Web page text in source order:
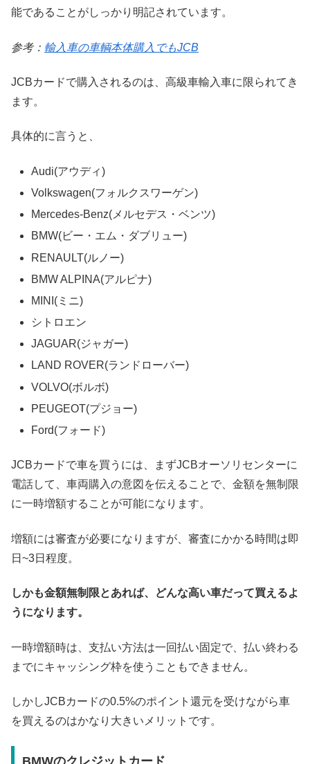
能であることがしっかり明記されています。
参考： 輸入車の車輌本体購入でもJCB
JCBカードで購入されるのは、高級車輸入車に限られてき
ます。
具体的に言うと、
Audi(アウディ)
Volkswagen(フォルクスワーゲン)
Mercedes-Benz(メルセデス・ベンツ)
BMW(ビー・エム・ダブリュー)
RENAULT(ルノー)
BMW ALPINA(アルピナ)
MINI(ミニ)
シトロエン
JAGUAR(ジャガー)
LAND ROVER(ランドローバー)
VOLVO(ボルボ)
PEUGEOT(プジョー)
Ford(フォード)
JCBカードで車を買うには、まずJCBオーソリセンターに
電話して、車両購入の意図を伝えることで、金額を無制限
に一時増額することが可能になります。
増額には審査が必要になりますが、審査にかかる時間は即
日~3日程度。
しかも金額無制限とあれば、どんな高い車だって買えるよ
うになります。
一時増額時は、支払い方法は一回払い固定で、払い終わる
までにキャッシング枠を使うこともできません。
しかしJCBカードの0.5%のポイント還元を受けながら車
を買えるのはかなり大きいメリットです。